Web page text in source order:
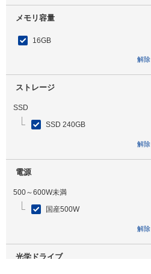
メモリ容量
16GB
解除
ストレージ
SSD
SSD 240GB
解除
電源
500～600W未満
国産500W
解除
光学ドライブ